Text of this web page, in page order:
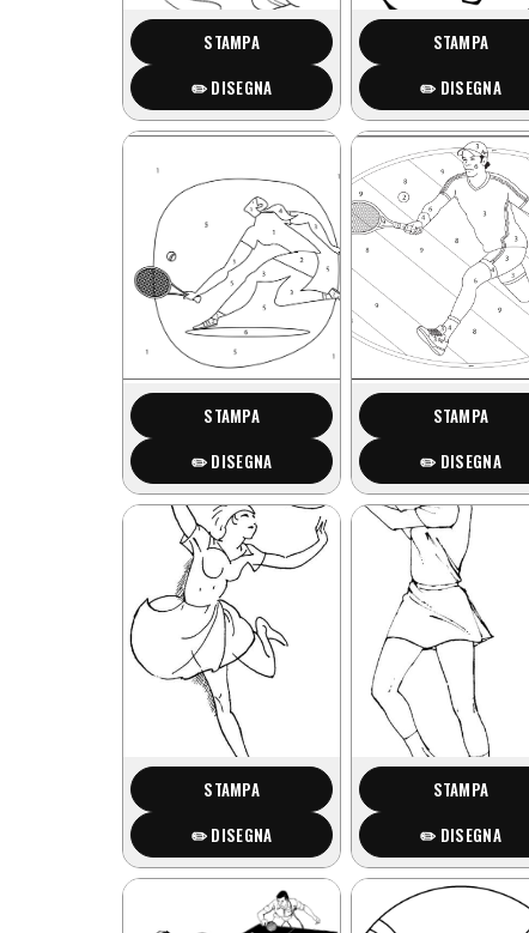
STAMPA
✏️ DISEGNA
STAMPA
✏️ DISEGNA
STAMPA
✏️ DISEGNA
STAMPA
✏️ DISEGNA
STAMPA
✏️ DISEGNA
STAMPA
✏️ DISEGNA